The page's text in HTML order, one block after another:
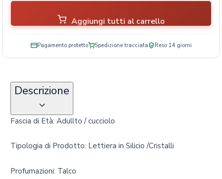
Aggiungi tutti al carrello
Pagamento protetto Spedizione tracciata Reso 14 giorni
Descrizione
Fascia di Età: Adullto / cucciolo
Tipologia di Prodotto: Lettiera in Silicio /Cristalli
Profumazioni: Talco